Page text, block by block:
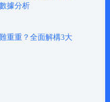
據分析
重重？全面解構3大